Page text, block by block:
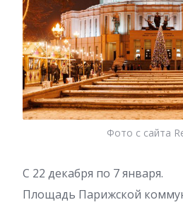
Фото с сайта
С 22 декабря по 7 января.
Площадь Парижской